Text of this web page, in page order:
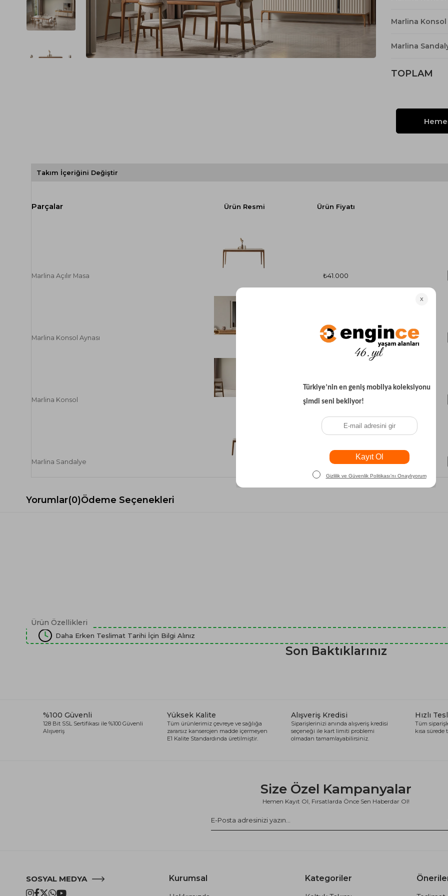
Spor Koltuk Takımı
Krem Koltuk Takımı
Büro Koltuk Takımı
Gri TV Ünitesi
Beyaz TV Ünitesi
Siyah TV Ünitesi
Şömineli TV Ünitesi
Köşe Koltuk Marlina Konsol
Marlina
TOPLAM
Takım İçeriğini Değiştir
Ürün Resmi Ürün Fiyatı
Marlina Açılır Masa ₺41.000
Marlina Konsol Aynası ₺6.600
Marlina Konsol ₺33.100
Marlina Sandalye ₺8.250
Yorumlar(0)Ödeme Seçenekleri
Ürün Özellikleri
Daha Erken Teslimat Tarihi İçin Bilgi Alınız
Son Baktıklarınız
%100 Güvenli
128 Bit SSL Sertifikası ile %100 Güvenli
Alışveriş
Yüksek Kalite
Tüm ürünlerimiz çevreye ve sağlığa
zararsız kanserojen madde içermeyen
E1 Kalite Standardında üretilmiştir.
Alışveriş Kredisi
Siparişlerinizi anında alışveriş kredisi
seçeneği ile kart limiti problemi
olmadan tamamlayabilirsiniz.
Hızlı
Tüm
kısa sürede
Size Özel Kampanyalar
Hemen Kayıt Ol, Fırsatlarda Önce Sen Haberdar Ol!
SOSYAL MEDYA Kurumsal Kategoriler